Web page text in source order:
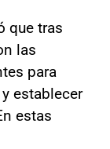
que tras
las
para
establecer
estas